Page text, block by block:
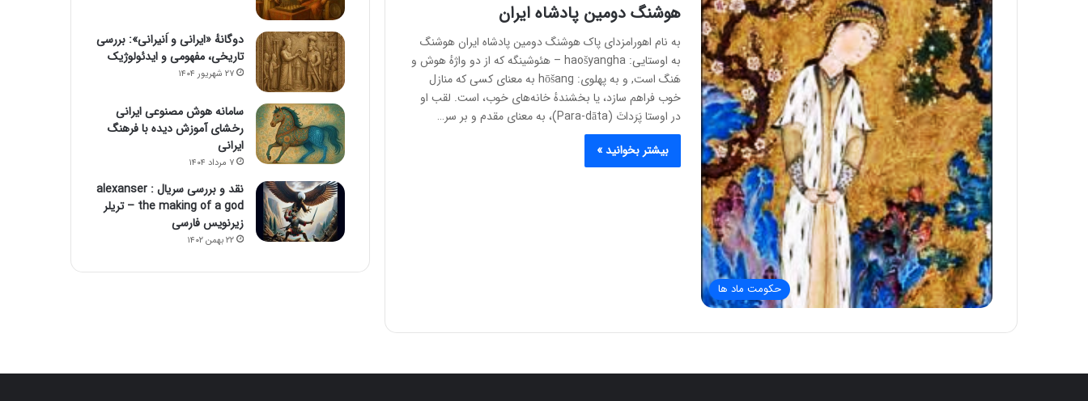
حکومت ماد ها
هوشنگ دومین پادشاه ایران
به نام اهورامزدای پاک هوشنگ دومین پادشاه ایران هوشنگ
به اوستایی: haošyangha – هئوشینگه که از دو واژهٔ هوش و
هَنگ است, و به پهلوی: hōšang به معنای کسی که منازل
خوب فراهم سازد، یا بخشندهٔ خانه‌های خوب، است. لقب او
در اوستا پَرَداتَ (Para-dāta)، به معنای مقدم و بر سر…
بیشتر بخوانید »
دوگانهٔ «ایرانی و اَنیرانی»: بررسی
تاریخی، مفهومی و ایدئولوژیک
۲۷ شهریور ۱۴۰۴
سامانه هوش مصنوعی ایرانی
رخشای آموزش دیده با فرهنگ
ایرانی
۷ مرداد ۱۴۰۴
نقد و بررسی سریال alexanser :
the making of a god – تریلر
زیرنویس فارسی
۲۲ بهمن ۱۴۰۲